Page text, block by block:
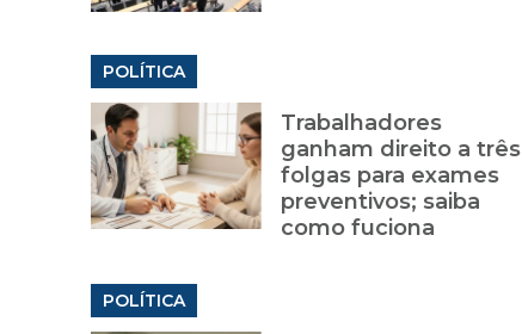
POLÍTICA
Trabalhadores
ganham direito a três
folgas para exames
preventivos; saiba
como fuciona
POLÍTICA